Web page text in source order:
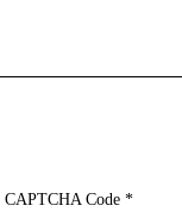
CAPTCHA Code*